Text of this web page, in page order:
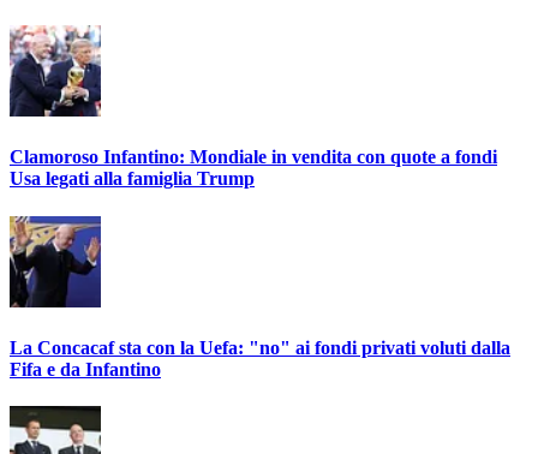
Clamoroso Infantino: Mondiale in vendita con quote a fondi
Usa legati alla famiglia Trump
La Concacaf sta con la Uefa: "no" ai fondi privati voluti dalla
Fifa e da Infantino